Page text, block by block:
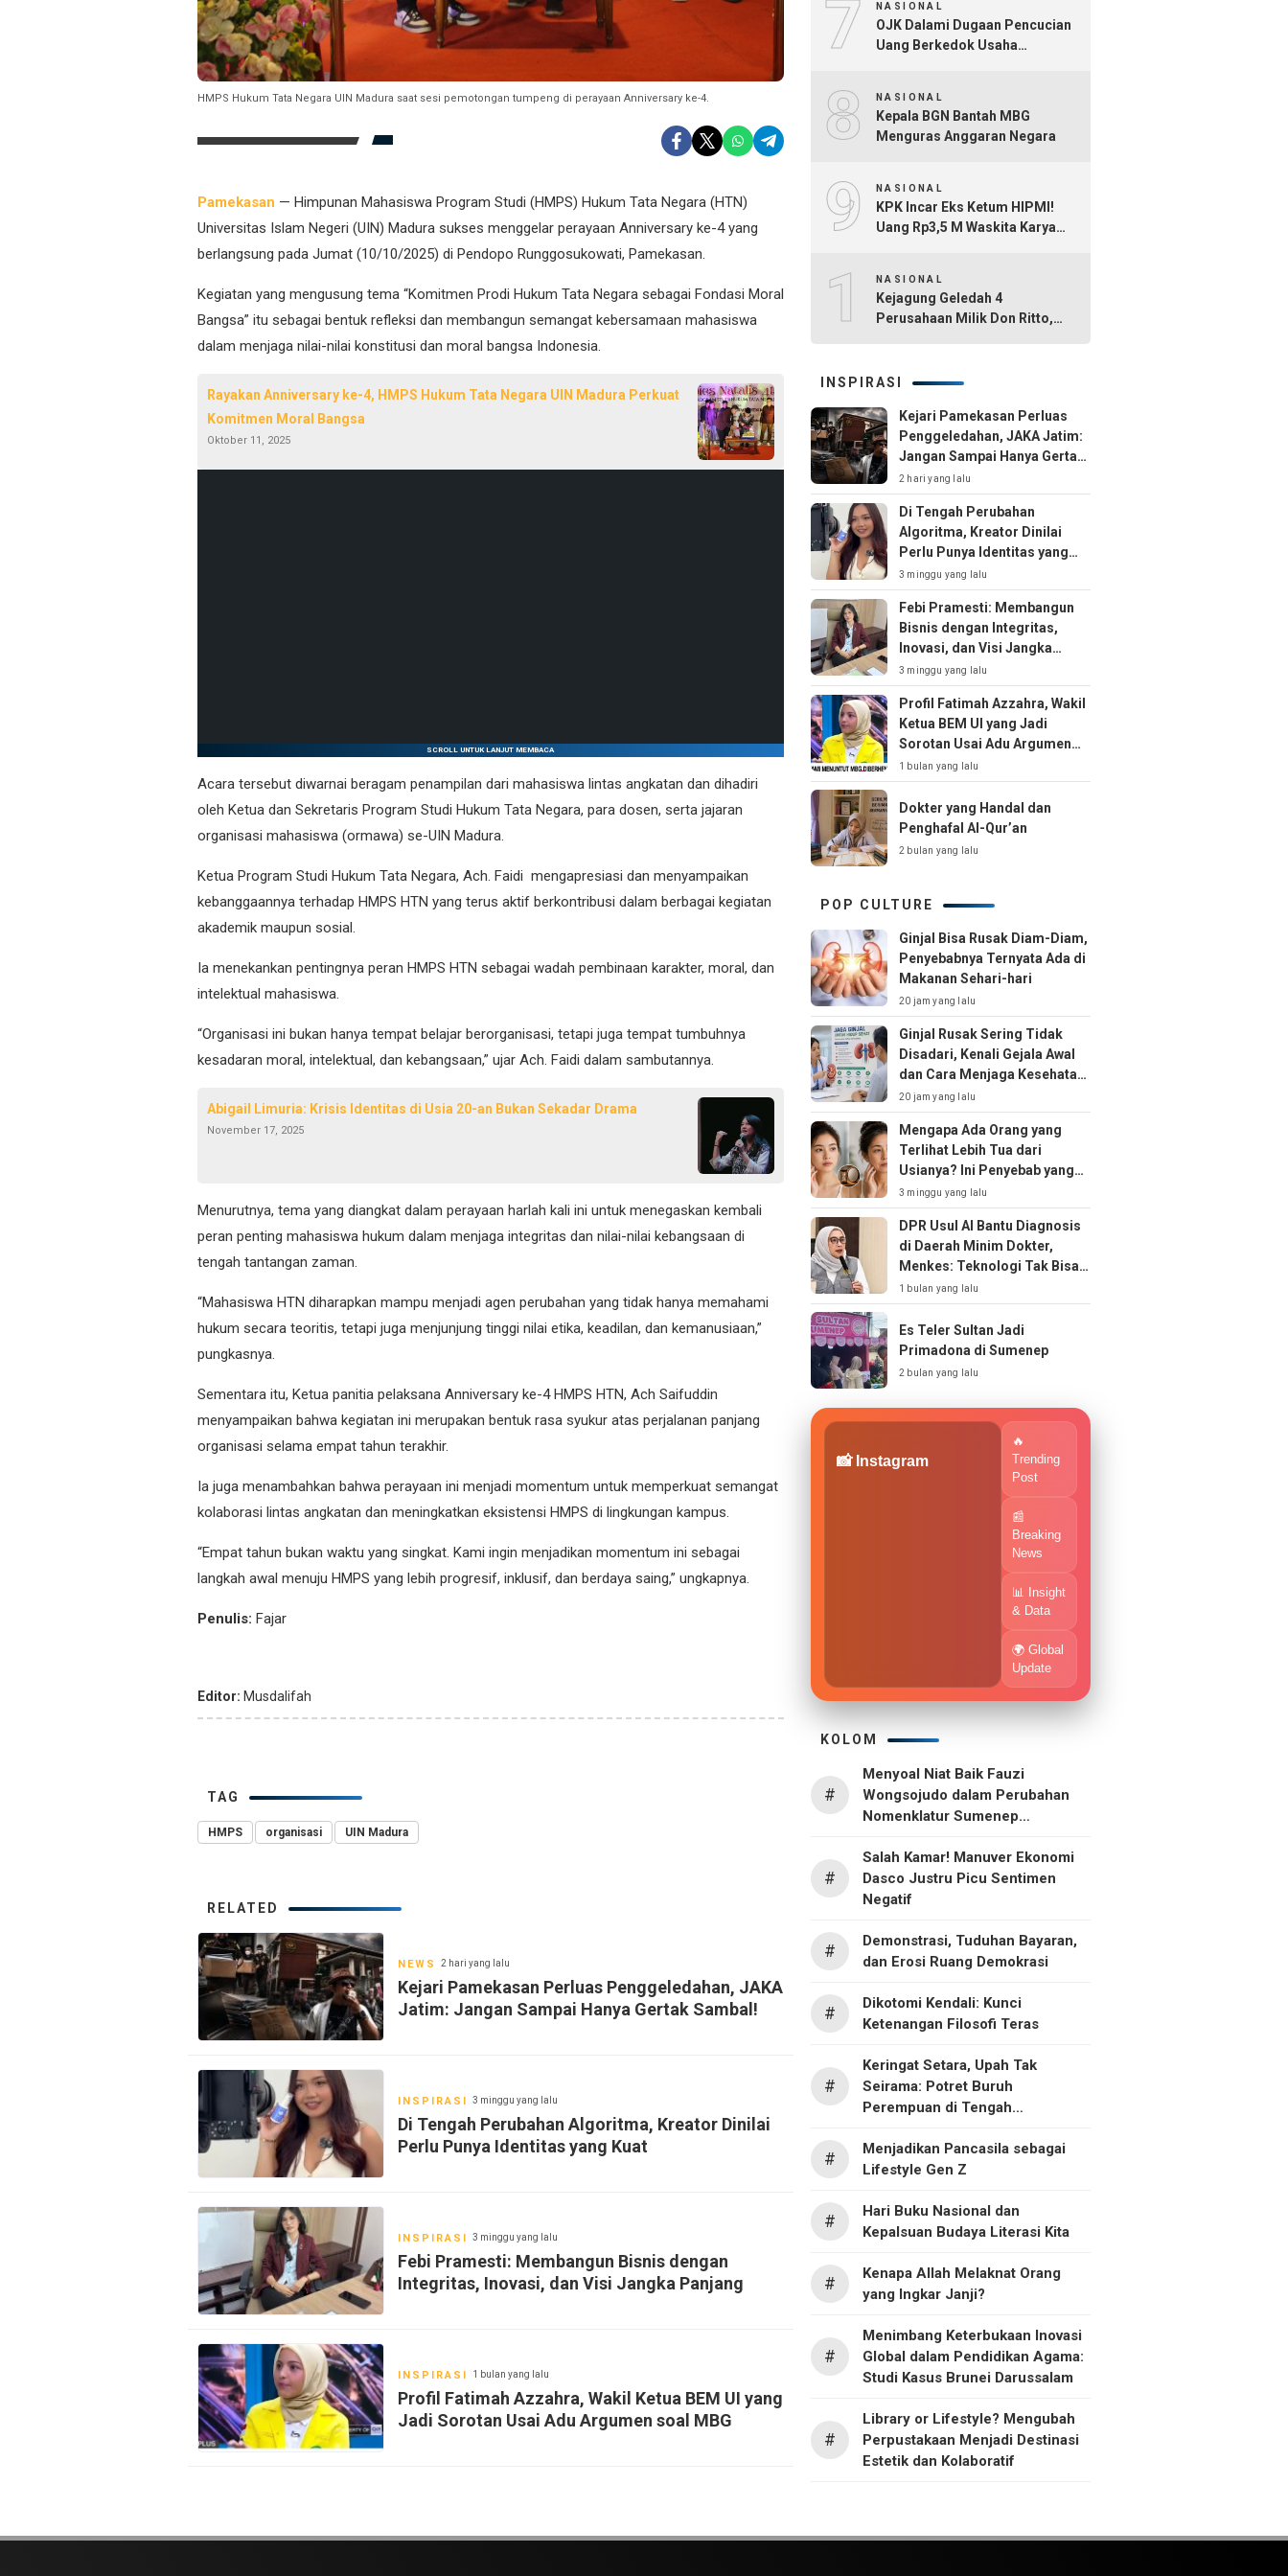
HMPS Hukum Tata Negara UIN Madura saat sesi pemotongan tumpeng di perayaan Anniversary ke-4.
Pamekasan — Himpunan Mahasiswa Program Studi (HMPS) Hukum Tata Negara (HTN)
Universitas Islam Negeri (UIN) Madura sukses menggelar perayaan Anniversary ke-4 yang
berlangsung pada Jumat (10/10/2025) di Pendopo Runggosukowati, Pamekasan.
Kegiatan yang mengusung tema “Komitmen Prodi Hukum Tata Negara sebagai Fondasi Moral
Bangsa” itu sebagai bentuk refleksi dan membangun semangat kebersamaan mahasiswa
dalam menjaga nilai-nilai konstitusi dan moral bangsa Indonesia.
Rayakan Anniversary ke-4, HMPS Hukum Tata Negara UIN Madura Perkuat
Komitmen Moral Bangsa
Oktober 11, 2025
SCROLL UNTUK LANJUT MEMBACA
Acara tersebut diwarnai beragam penampilan dari mahasiswa lintas angkatan dan dihadiri
oleh Ketua dan Sekretaris Program Studi Hukum Tata Negara, para dosen, serta jajaran
organisasi mahasiswa (ormawa) se-UIN Madura.
Ketua Program Studi Hukum Tata Negara, Ach. Faidi mengapresiasi dan menyampaikan
kebanggaannya terhadap HMPS HTN yang terus aktif berkontribusi dalam berbagai kegiatan
akademik maupun sosial.
Ia menekankan pentingnya peran HMPS HTN sebagai wadah pembinaan karakter, moral, dan
intelektual mahasiswa.
“Organisasi ini bukan hanya tempat belajar berorganisasi, tetapi juga tempat tumbuhnya
kesadaran moral, intelektual, dan kebangsaan,” ujar Ach. Faidi dalam sambutannya.
Abigail Limuria: Krisis Identitas di Usia 20-an Bukan Sekadar Drama
November 17, 2025
Menurutnya, tema yang diangkat dalam perayaan harlah kali ini untuk menegaskan kembali
peran penting mahasiswa hukum dalam menjaga integritas dan nilai-nilai kebangsaan di
tengah tantangan zaman.
“Mahasiswa HTN diharapkan mampu menjadi agen perubahan yang tidak hanya memahami
hukum secara teoritis, tetapi juga menjunjung tinggi nilai etika, keadilan, dan kemanusiaan,”
pungkasnya.
Sementara itu, Ketua panitia pelaksana Anniversary ke-4 HMPS HTN, Ach Saifuddin
menyampaikan bahwa kegiatan ini merupakan bentuk rasa syukur atas perjalanan panjang
organisasi selama empat tahun terakhir.
Ia juga menambahkan bahwa perayaan ini menjadi momentum untuk memperkuat semangat
kolaborasi lintas angkatan dan meningkatkan eksistensi HMPS di lingkungan kampus.
“Empat tahun bukan waktu yang singkat. Kami ingin menjadikan momentum ini sebagai
langkah awal menuju HMPS yang lebih progresif, inklusif, dan berdaya saing,” ungkapnya.
Penulis: Fajar
Editor: Musdalifah
TAG
HMPS organisasi UIN Madura
RELATED
NEWS 2 hari yang lalu
Kejari Pamekasan Perluas Penggeledahan, JAKA
Jatim: Jangan Sampai Hanya Gertak Sambal!
INSPIRASI 3 minggu yang lalu
Di Tengah Perubahan Algoritma, Kreator Dinilai
Perlu Punya Identitas yang Kuat
INSPIRASI 3 minggu yang lalu
Febi Pramesti: Membangun Bisnis dengan
Integritas, Inovasi, dan Visi Jangka Panjang
INSPIRASI 1 bulan yang lalu
Profil Fatimah Azzahra, Wakil Ketua BEM UI yang
Jadi Sorotan Usai Adu Argumen soal MBG
7 NASIONAL
OJK Dalami Dugaan Pencucian
Uang Berkedok Usaha
8 NASIONAL
Kepala BGN Bantah MBG
Menguras Anggaran Negara
9 NASIONAL
KPK Incar Eks Ketum HIPMI!
Uang Rp3,5 M Waskita Karya
10NASIONAL
Kejagung Geledah 4
Perusahaan Milik Don Ritto,
INSPIRASI
Kejari Pamekasan Perluas
Penggeledahan, JAKA Jatim:
Jangan Sampai Hanya Gertak
Sambal!
2 hari yang lalu
Di Tengah Perubahan
Algoritma, Kreator Dinilai
Perlu Punya Identitas yang
Kuat
3 minggu yang lalu
Febi Pramesti: Membangun
Bisnis dengan Integritas,
Inovasi, dan Visi Jangka
Panjang
3 minggu yang lalu
Profil Fatimah Azzahra, Wakil
Ketua BEM UI yang Jadi
Sorotan Usai Adu Argumen
soal MBG
1 bulan yang lalu
Dokter yang Handal dan
Penghafal Al-Qur’an
2 bulan yang lalu
POP CULTURE
Ginjal Bisa Rusak Diam-Diam,
Penyebabnya Ternyata Ada di
Makanan Sehari-hari
20 jam yang lalu
Ginjal Rusak Sering Tidak
Disadari, Kenali Gejala Awal
dan Cara Menjaga Kesehatan
Ginjal Sejak Dini
20 jam yang lalu
Mengapa Ada Orang yang
Terlihat Lebih Tua dari
Usianya? Ini Penyebab yang
Jarang Disadari
3 minggu yang lalu
DPR Usul AI Bantu Diagnosis
di Daerah Minim Dokter,
Menkes: Teknologi Tak Bisa
Gantikan Peran Dokter
1 bulan yang lalu
Es Teler Sultan Jadi
Primadona di Sumenep
2 bulan yang lalu
📸 Instagram
🔥
Trending
Post
📰
Breaking
News
📊 Insight
& Data
🌍 Global
Update
KOLOM
#
Menyoal Niat Baik Fauzi
Wongsojudo dalam Perubahan
Nomenklatur Sumenep
#
Salah Kamar! Manuver Ekonomi
Dasco Justru Picu Sentimen
Negatif
#
Demonstrasi, Tuduhan Bayaran,
dan Erosi Ruang Demokrasi
#
Dikotomi Kendali: Kunci
Ketenangan Filosofi Teras
#
Keringat Setara, Upah Tak
Seirama: Potret Buruh
Perempuan di Tengah
#
Menjadikan Pancasila sebagai
Lifestyle Gen Z
#
Hari Buku Nasional dan
Kepalsuan Budaya Literasi Kita
#
Kenapa Allah Melaknat Orang
yang Ingkar Janji?
#
Menimbang Keterbukaan Inovasi
Global dalam Pendidikan Agama:
Studi Kasus Brunei Darussalam
#
Library or Lifestyle? Mengubah
Perpustakaan Menjadi Destinasi
Estetik dan Kolaboratif